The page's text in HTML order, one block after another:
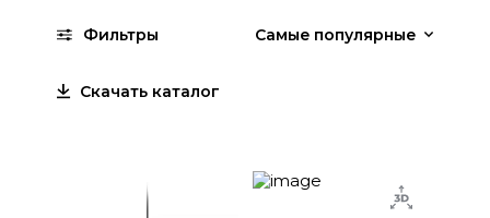
Фильтры Самые популярные
Скачать каталог